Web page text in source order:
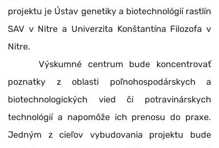
projektu je Ústav genetiky a biotechnológií rastlín
SAV v Nitre a Univerzita Konštantína Filozofa v
Nitre.
Výskumné centrum bude koncentrovať
poznatky z oblasti poľnohospodárskych a
biotechnologických vied či potravinárskych
technológií a napomôže ich prenosu do praxe.
Jedným z cieľov vybudovania projektu bude